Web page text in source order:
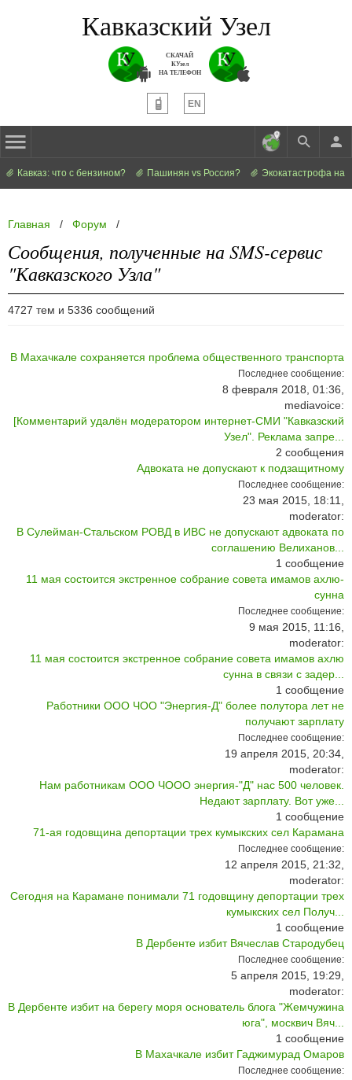
Кавказский Узел
СКАЧАЙ
КУзел
НА ТЕЛЕФОН
EN
Кавказ: что с бензином? Пашинян vs Россия? Экокатастрофа на
Главная / Форум /
Сообщения, полученные на SMS-сервис
"Кавказского Узла"
4727 тем и 5336 сообщений
В Махачкале сохраняется проблема общественного транспорта
Последнее сообщение:
8 февраля 2018, 01:36,
mediavoice:
[Комментарий удалён модератором интернет-СМИ "Кавказский
Узел". Реклама запре...
2 сообщения
Адвоката не допускают к подзащитному
Последнее сообщение:
23 мая 2015, 18:11,
moderator:
В Сулейман-Стальском РОВД в ИВС не допускают адвоката по
соглашению Велиханов...
1 сообщение
11 мая состоится экстренное собрание совета имамов ахлю-
сунна
Последнее сообщение:
9 мая 2015, 11:16,
moderator:
11 мая состоится экстренное собрание совета имамов ахлю
сунна в связи с задер...
1 сообщение
Работники ООО ЧОО "Энергия-Д" более полутора лет не
получают зарплату
Последнее сообщение:
19 апреля 2015, 20:34,
moderator:
Нам работникам ООО ЧООО энергия-"Д" нас 500 человек.
Недают зарплату. Вот уже...
1 сообщение
71-ая годовщина депортации трех кумыкских сел Карамана
Последнее сообщение:
12 апреля 2015, 21:32,
moderator:
Сегодня на Карамане понимали 71 годовщину депортации трех
кумыкских сел Получ...
1 сообщение
В Дербенте избит Вячеслав Стародубец
Последнее сообщение:
5 апреля 2015, 19:29,
moderator:
В Дербенте избит на берегу моря основатель блога "Жемчужина
юга", москвич Вяч...
1 сообщение
В Махачкале избит Гаджимурад Омаров
Последнее сообщение: